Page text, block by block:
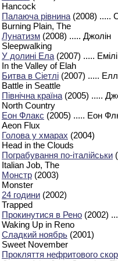
Hancock
Палаюча рівнина (2008) .....
Burning Plain, The
Лунатизм (2008) ..... Джолін
Sleepwalking
У долині Ела (2007) .....
In the Valley of Elah
Битва в Сіетлі (2007) .....
Battle in Seattle
Північна країна (2005) .....
North Country
Еон Флакс (2005) ..... Еон
Aeon Flux
Голова у хмарах (2004)
Head in the Clouds
Пограбування по-італійськи
Italian Job, The
Монстр (2003)
Monster
24 години (2002)
Trapped
Прокинутися в Рено (2002)
Waking Up in Reno
Сладкий ноябрь (2001)
Sweet November
Прокляття нефритового